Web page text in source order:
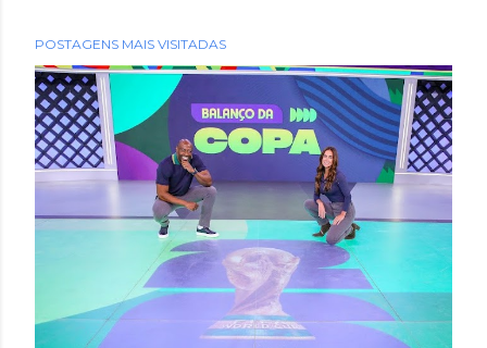
POSTAGENS MAIS VISITADAS